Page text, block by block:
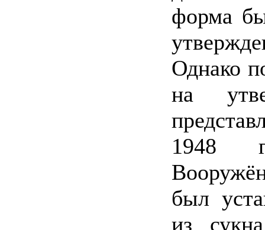
форма
Однако
на
1948
был
из